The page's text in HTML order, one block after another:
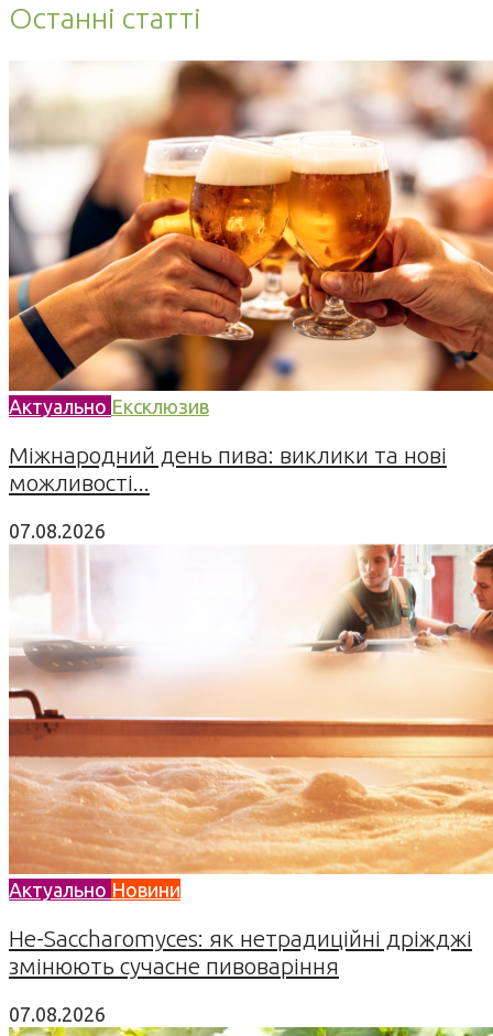
Останні статті
Актуально Ексклюзив
Міжнародний день пива: виклики та нові
можливості...
07.08.2026
Актуально Новини
Не-Saccharomyces: як нетрадиційні дріжджі
змінюють сучасне пивоваріння
07.08.2026